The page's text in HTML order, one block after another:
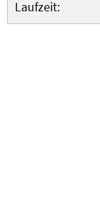
Laufzeit: